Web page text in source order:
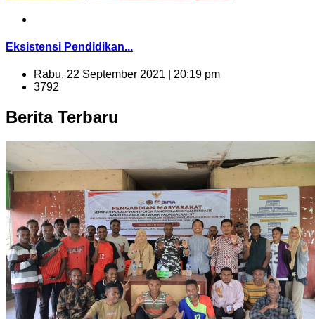
Eksistensi Pendidikan...
Rabu, 22 September 2021 | 20:19 pm
3792
Berita Terbaru